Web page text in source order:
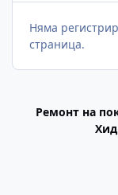
Няма
страница.
Ремонт на